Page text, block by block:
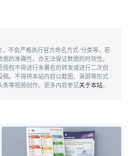
，不会严格执行官方命名方式/分类等，若
的准确性，亦无法保证数据的时效性。
权不得进行未署名的转发或进行二次创
。不得将本站内容以截图、录屏等形式
条等视频创作。更多内容参见关于本站。